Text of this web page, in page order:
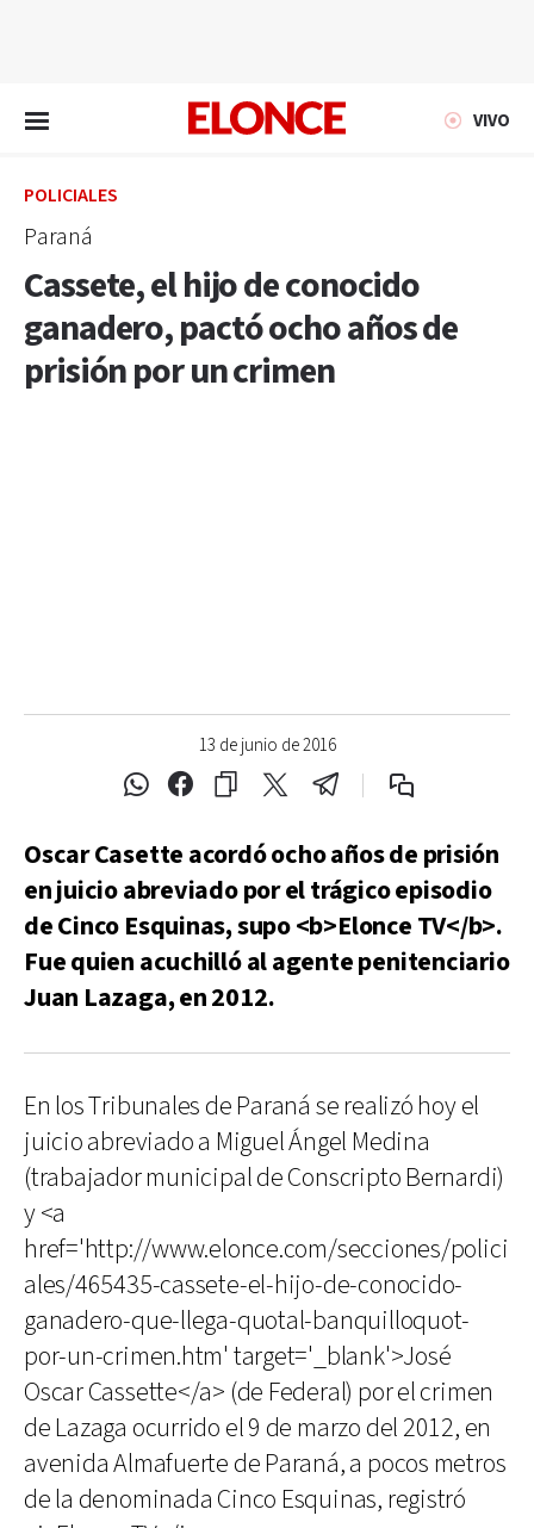
VIVO
POLICIALES
Paraná
Cassete, el hijo de conocido
ganadero, pactó ocho años de
prisión por un crimen
13 de junio de 2016
Oscar Casette acordó ocho años de prisión
en juicio abreviado por el trágico episodio
de Cinco Esquinas, supo <b>Elonce TV</b>.
Fue quien acuchilló al agente penitenciario
Juan Lazaga, en 2012.
En los Tribunales de Paraná se realizó hoy el
juicio abreviado a Miguel Ángel Medina
(trabajador municipal de Conscripto Bernardi)
y <a
href='http://www.elonce.com/secciones/polici
ales/465435-cassete-el-hijo-de-conocido-
ganadero-que-llega-quotal-banquilloquot-
por-un-crimen.htm' target='_blank'>José
Oscar Cassette</a> (de Federal) por el crimen
de Lazaga ocurrido el 9 de marzo del 2012, en
avenida Almafuerte de Paraná, a pocos metros
de la denominada Cinco Esquinas, registró